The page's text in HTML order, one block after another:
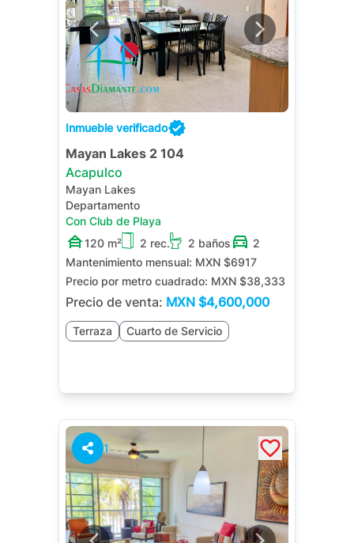
Inmueble verificado
Mayan Lakes 2 104
Acapulco
Mayan Lakes
Departamento
Con Club de Playa
120 m²
2 rec. 2 baños
2
Mantenimiento mensual: MXN $6917
Precio por metro cuadrado: MXN $38,333
Precio de venta: MXN $4,600,000
Terraza Cuarto de Servicio
1